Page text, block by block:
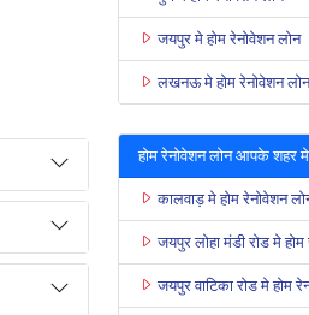
जयपुर मे होम रेनोवेशन लोन
लखनऊ मे होम रेनोवेशन लोन
होम रेनोवेशन लोन आपके शहर मे
कालवाड़ मे होम रेनोवेशन
जयपुर लोहा मंडी रोड मे
जयपुर वाटिका रोड मे होम